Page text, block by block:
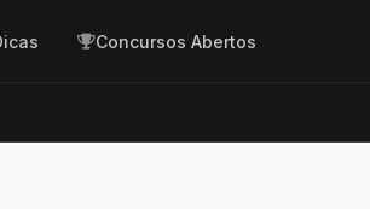
Concursos Abertos